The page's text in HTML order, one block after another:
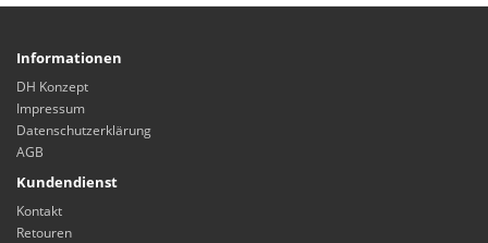
Informationen
DH Konzept
Impressum
Datenschutzerklärung
AGB
Kundendienst
Kontakt
Retouren